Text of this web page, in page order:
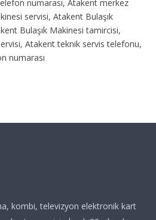
numarası, Atakent merkez
servisi, Atakent Bulaşık
Bulaşık Makinesi tamircisi,
Atakent teknik servis telefonu,
numarası
kombi, televizyon elektronik kart